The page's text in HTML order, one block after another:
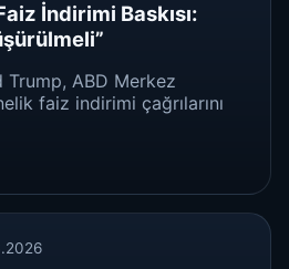
İndirimi Baskısı:
Trump, ABD Merkez
faiz indirimi çağrılarını